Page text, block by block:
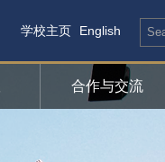
学校主页 English
合作与交流